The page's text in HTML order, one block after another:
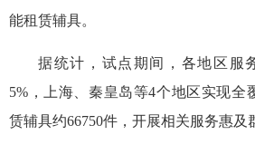
能租赁辅具。
据统计，试点期间，各地区服
5%，上海、秦皇岛等4个地区实现全
赁辅具约66750件，开展相关服务惠及